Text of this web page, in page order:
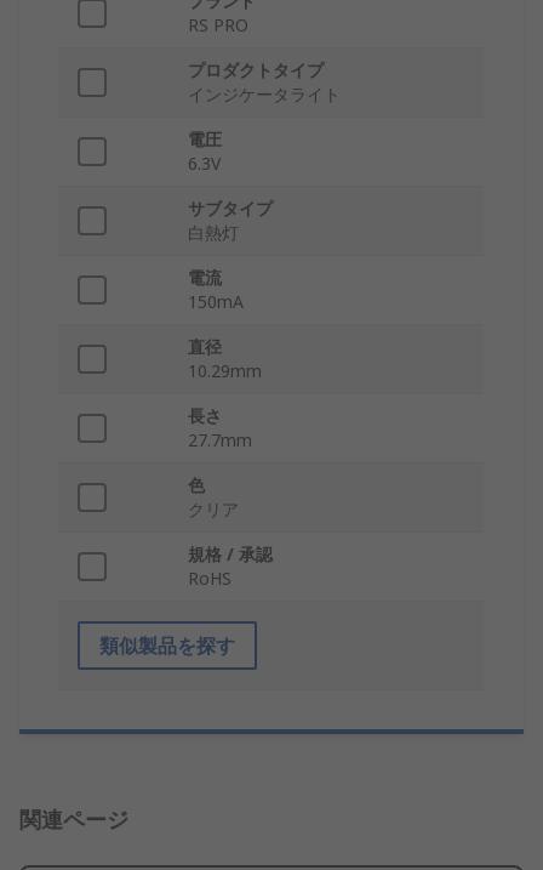
RS PRO
プロダクトタイプ
インジケータライト
電圧
6.3V
サブタイプ
白熱灯
電流
150mA
直径
10.29mm
長さ
27.7mm
色
クリア
規格 / 承認
RoHS
類似製品を探す
関連ページ